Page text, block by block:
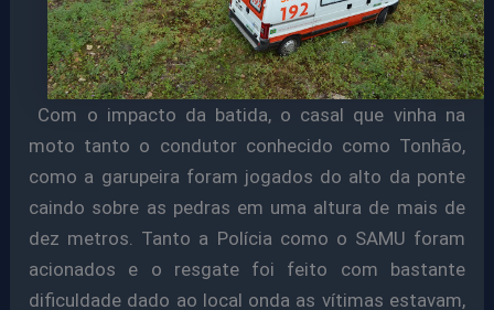
Com o impacto da batida, o casal que vinha na
moto tanto o condutor conhecido como Tonhão,
como a garupeira foram jogados do alto da ponte
caindo sobre as pedras em uma altura de mais de
dez metros. Tanto a Polícia como o SAMU foram
acionados e o resgate foi feito com bastante
dificuldade dado ao local onda as vítimas estavam,